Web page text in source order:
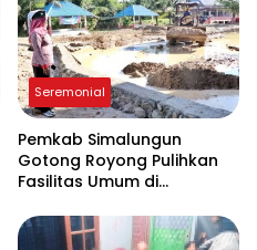
Seremonial
Pemkab Simalungun
Gotong Royong Pulihkan
Fasilitas Umum di